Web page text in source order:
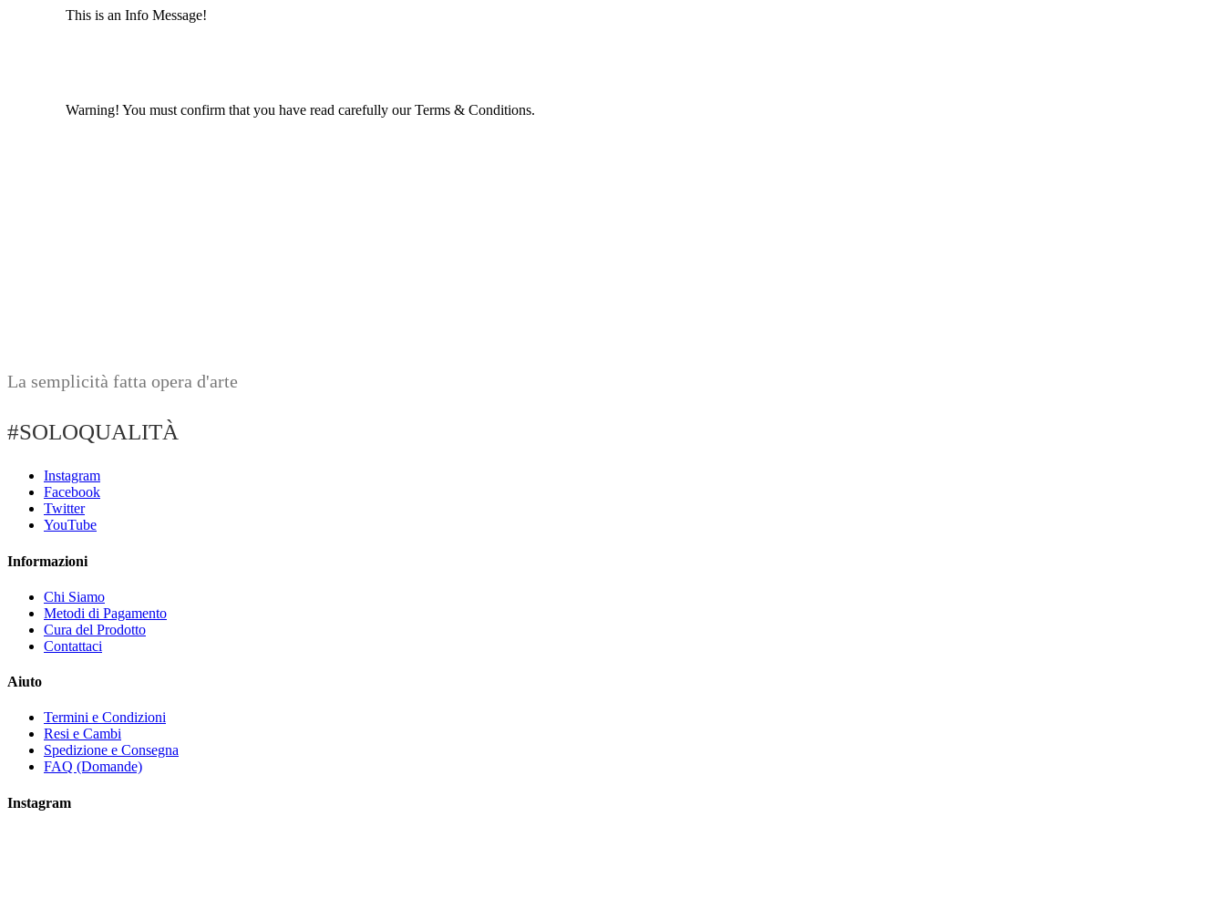
This is an Info Message!
Warning! You must confirm that you have read carefully our Terms & Conditions.
La semplicità fatta opera d'arte
#SOLOQUALITÀ
Instagram
Facebook
Twitter
YouTube
Informazioni
Chi Siamo
Metodi di Pagamento
Cura del Prodotto
Contattaci
Aiuto
Termini e Condizioni
Resi e Cambi
Spedizione e Consegna
FAQ (Domande)
Instagram